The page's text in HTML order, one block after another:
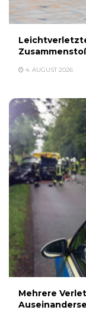
4. AUGUST 2026
Mehrere